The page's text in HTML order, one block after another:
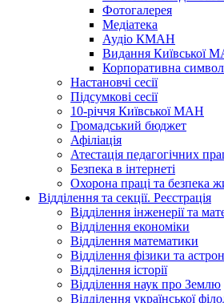
Фотогалерея
Медіатека
Аудіо КМАН
Видання Київської
Корпоративна
Настановчі сесії
Підсумкові сесії
10-річчя Київської МАН
Громадський бюджет
Афіліація
Атестація педагогічних
Безпека в інтернеті
Охорона праці та безпека
Відділення та секції. Реєстрація
Відділення інженерії та
Відділення економіки
Відділення математики
Відділення фізики та
Відділення історії
Відділення наук про Землю
Відділення української